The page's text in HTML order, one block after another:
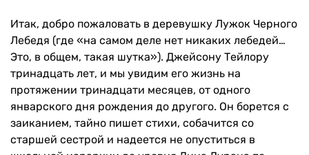
Итак, добро пожаловать в деревушку Лужок Черного
Лебедя (где «на самом деле нет никаких лебедей…
Это, в общем, такая шутка»). Джейсону Тейлору
тринадцать лет, и мы увидим его жизнь на
протяжении тринадцати месяцев, от одного
январского дня рождения до другого. Он борется с
заиканием, тайно пишет стихи, собачится со
старшей сестрой и надеется не опуститься в